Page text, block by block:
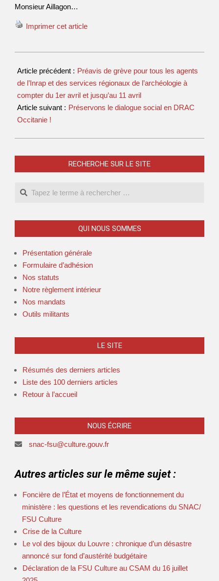
Monsieur Aillagon…
Imprimer cet article
Article précédent : Préavis de grève pour tous les agents
de l’Inrap et des services régionaux de l’archéologie à
compter du 1er avril et jusqu’au 11 avril
Article suivant : Préservons le dialogue social en DRAC
Occitanie !
RECHERCHE SUR LE SITE
QUI NOUS SOMMES
Présentation générale
Formulaire d’adhésion
Nos statuts
Notre règlement intérieur
Nos mandats
Outils militants
LE SITE
Résumés des derniers articles
Liste des 100 derniers articles
Retour à l’accueil
NOUS ÉCRIRE
snac-fsu@culture.gouv.fr
Autres articles sur le même sujet :
Foncière de l’État et moyens de fonctionnement du
ministère : les questions et les revendications du SNAC/
FSU Culture
Crise de la Culture
Le vol des bijoux du Louvre : chronique d’un désastre
annoncé sur fond d’austérité budgétaire
Déclaration de la FSU Culture au CSAM du 16 juillet